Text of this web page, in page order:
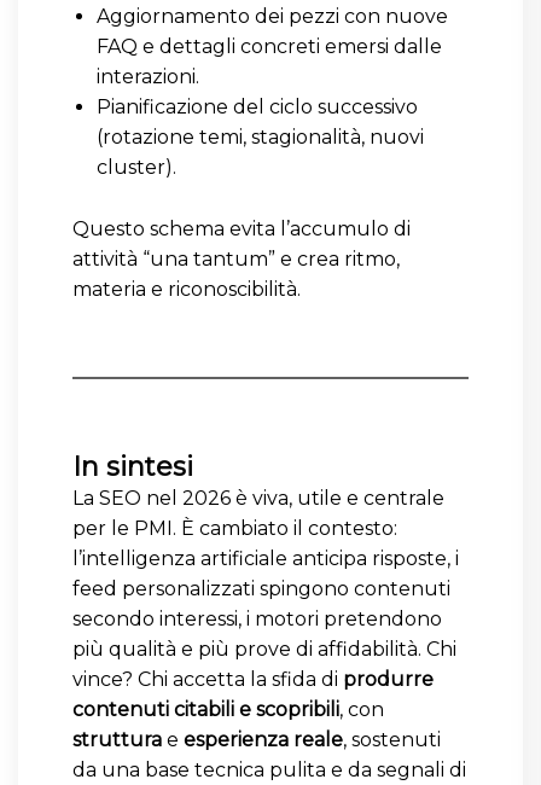
Aggiornamento dei pezzi con nuove
FAQ e dettagli concreti emersi dalle
interazioni.
Pianificazione del ciclo successivo
(rotazione temi, stagionalità, nuovi
cluster).
Questo schema evita l’accumulo di
attività “una tantum” e crea ritmo,
materia e riconoscibilità.
In sintesi
La SEO nel 2026 è viva, utile e centrale
per le PMI. È cambiato il contesto:
l’intelligenza artificiale anticipa risposte, i
feed personalizzati spingono contenuti
secondo interessi, i motori pretendono
più qualità e più prove di affidabilità. Chi
vince? Chi accetta la sfida di produrre
contenuti citabili e scopribili, con
struttura e esperienza reale, sostenuti
da una base tecnica pulita e da segnali di